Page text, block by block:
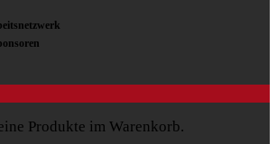
Produkte im Warenkorb.